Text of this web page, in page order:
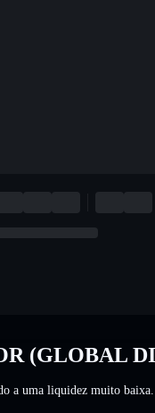
(GLOBAL
a uma liquidez muito baixa.